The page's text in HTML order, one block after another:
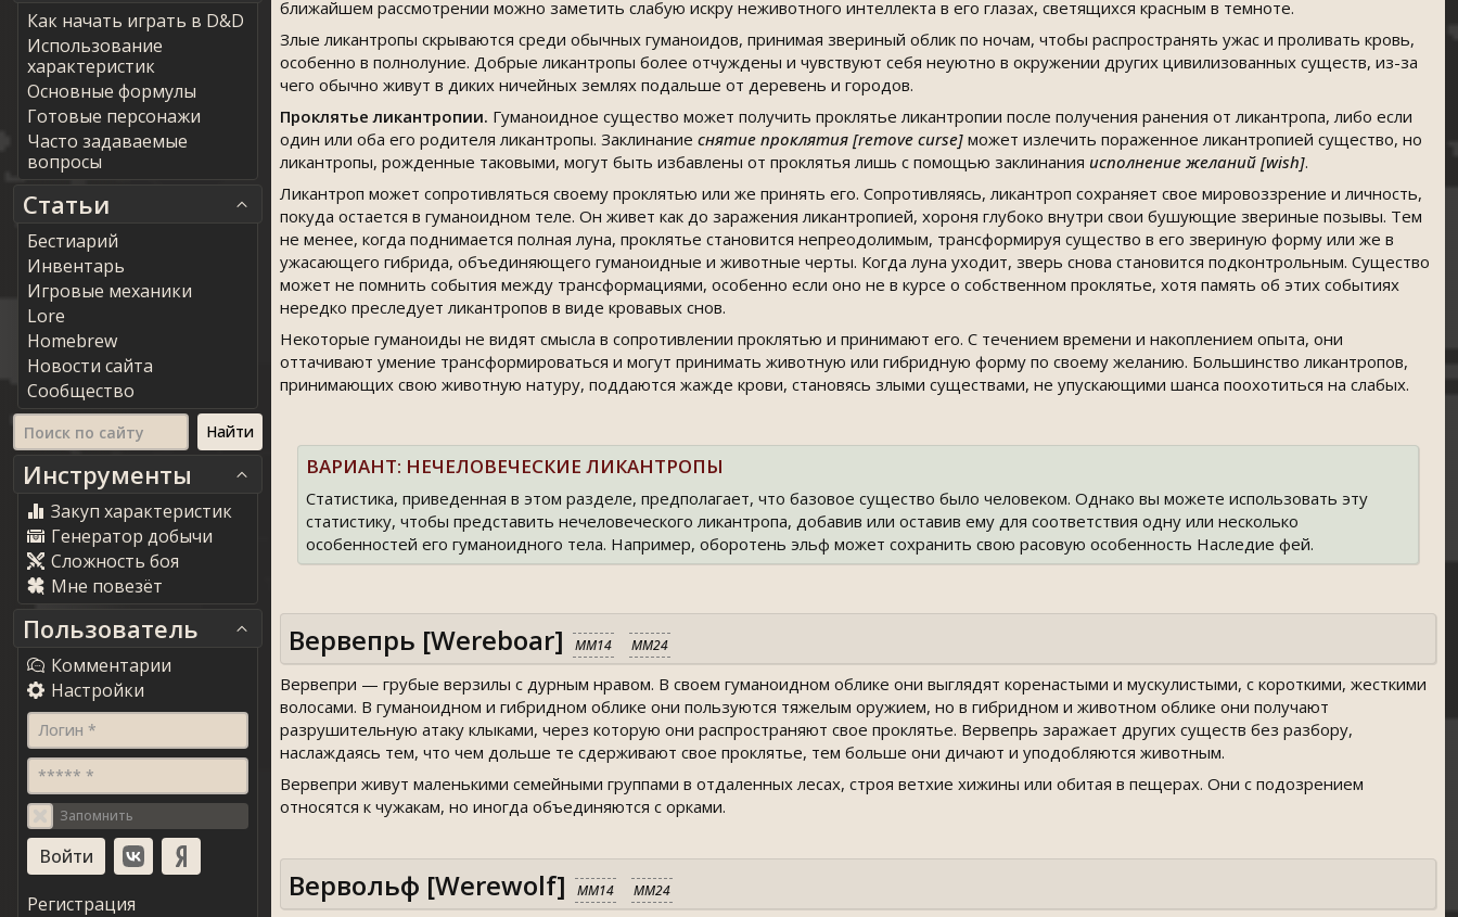
Как начать играть в D&D
Использование
характеристик
Основные формулы
Готовые персонажи
Часто задаваемые
вопросы
Статьи
Бестиарий
Инвентарь
Игровые механики
Lore
Homebrew
Новости сайта
Сообщество
Инструменты
Закуп характеристик
Генератор добычи
Сложность боя
Мне повезёт
Пользователь
Комментарии
Настройки
Логин *
***** *
Запомнить
Регистрация
ближайшем рассмотрении можно заметить слабую искру неживотного интеллекта в его глазах, светящихся красным в темноте.
Злые ликантропы скрываются среди обычных гуманоидов, принимая звериный облик по ночам, чтобы распространять ужас и проливать кровь,
особенно в полнолуние. Добрые ликантропы более отчуждены и чувствуют себя неуютно в окружении других цивилизованных существ, из-за
чего обычно живут в диких ничейных землях подальше от деревень и городов.
Проклятье ликантропии. Гуманоидное существо может получить проклятье ликантропии после получения ранения от ликантропа, либо если
один или оба его родителя ликантропы. Заклинание снятие проклятия [remove curse] может излечить пораженное ликантропией существо, но
ликантропы, рожденные таковыми, могут быть избавлены от проклятья лишь с помощью заклинания исполнение желаний [wish].
Ликантроп может сопротивляться своему проклятью или же принять его. Сопротивляясь, ликантроп сохраняет свое мировоззрение и личность,
покуда остается в гуманоидном теле. Он живет как до заражения ликантропией, хороня глубоко внутри свои бушующие звериные позывы. Тем
не менее, когда поднимается полная луна, проклятье становится непреодолимым, трансформируя существо в его звериную форму или же в
ужасающего гибрида, объединяющего гуманоидные и животные черты. Когда луна уходит, зверь снова становится подконтрольным. Существо
может не помнить события между трансформациями, особенно если оно не в курсе о собственном проклятье, хотя память об этих событиях
нередко преследует ликантропов в виде кровавых снов.
Некоторые гуманоиды не видят смысла в сопротивлении проклятью и принимают его. С течением времени и накоплением опыта, они
оттачивают умение трансформироваться и могут принимать животную или гибридную форму по своему желанию. Большинство ликантропов,
принимающих свою животную натуру, поддаются жажде крови, становясь злыми существами, не упускающими шанса поохотиться на слабых.
ВАРИАНТ: НЕЧЕЛОВЕЧЕСКИЕ ЛИКАНТРОПЫ
Статистика, приведенная в этом разделе, предполагает, что базовое существо было человеком. Однако вы можете использовать эту
статистику, чтобы представить нечеловеческого ликантропа, добавив или оставив ему для соответствия одну или несколько
особенностей его гуманоидного тела. Например, оборотень эльф может сохранить свою расовую особенность Наследие фей.
Вервепрь [Wereboar] MM14 MM24
Вервепри — грубые верзилы с дурным нравом. В своем гуманоидном облике они выглядят коренастыми и мускулистыми, с короткими, жесткими
волосами. В гуманоидном и гибридном облике они пользуются тяжелым оружием, но в гибридном и животном облике они получают
разрушительную атаку клыками, через которую они распространяют свое проклятье. Вервепрь заражает других существ без разбору,
наслаждаясь тем, что чем дольше те сдерживают свое проклятье, тем больше они дичают и уподобляются животным.
Вервепри живут маленькими семейными группами в отдаленных лесах, строя ветхие хижины или обитая в пещерах. Они с подозрением
относятся к чужакам, но иногда объединяются с орками.
Вервольф [Werewolf] MM14 MM24